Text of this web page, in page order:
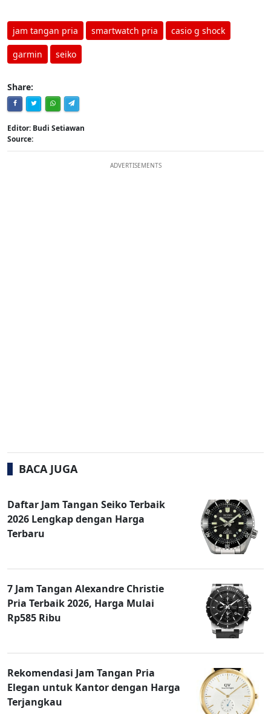
jam tangan pria smartwatch pria casio g shock
garmin seiko
Share:
Editor: Budi Setiawan
Source:
ADVERTISEMENTS
BACA JUGA
Daftar Jam Tangan Seiko Terbaik
2026 Lengkap dengan Harga
Terbaru
7 Jam Tangan Alexandre Christie
Pria Terbaik 2026, Harga Mulai
Rp585 Ribu
Rekomendasi Jam Tangan Pria
Elegan untuk Kantor dengan Harga
Terjangkau